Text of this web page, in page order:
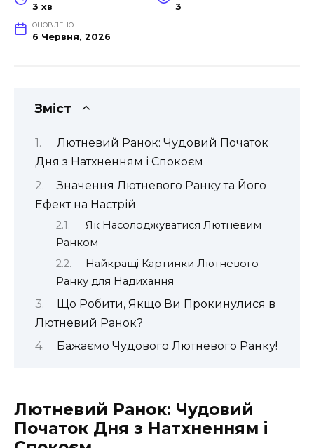
3 хв 3
ОНОВЛЕНО
6 Червня, 2026
Зміст
Лютневий Ранок: Чудовий Початок
Дня з Натхненням і Спокоєм
Значення Лютневого Ранку та Його
Ефект на Настрій
Як Насолоджуватися Лютневим
Ранком
Найкращі Картинки Лютневого
Ранку для Надихання
Що Робити, Якщо Ви Прокинулися в
Лютневий Ранок?
Бажаємо Чудового Лютневого Ранку!
Лютневий Ранок: Чудовий
Початок Дня з Натхненням і